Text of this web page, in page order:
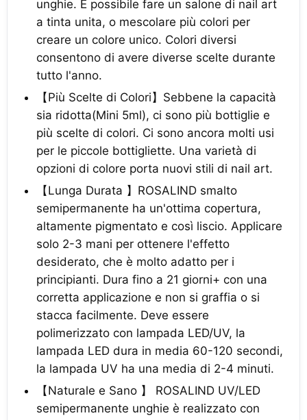
unghie. È possibile fare un salone di nail art
a tinta unita, o mescolare più colori per
creare un colore unico. Colori diversi
consentono di avere diverse scelte durante
tutto l'anno.
【Più Scelte di Colori】Sebbene la capacità
sia ridotta(Mini 5ml), ci sono più bottiglie e
più scelte di colori. Ci sono ancora molti usi
per le piccole bottigliette. Una varietà di
opzioni di colore porta nuovi stili di nail art.
【Lunga Durata 】ROSALIND smalto
semipermanente ha un'ottima copertura,
altamente pigmentato e così liscio. Applicare
solo 2-3 mani per ottenere l'effetto
desiderato, che è molto adatto per i
principianti. Dura fino a 21 giorni+ con una
corretta applicazione e non si graffia o si
stacca facilmente. Deve essere
polimerizzato con lampada LED/UV, la
lampada LED dura in media 60-120 secondi,
la lampada UV ha una media di 2-4 minuti.
【Naturale e Sano 】 ROSALIND UV/LED
semipermanente unghie è realizzato con